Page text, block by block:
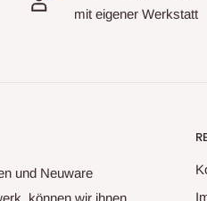
mit eigener Werkstatt
und Neuware
können wir ihnen